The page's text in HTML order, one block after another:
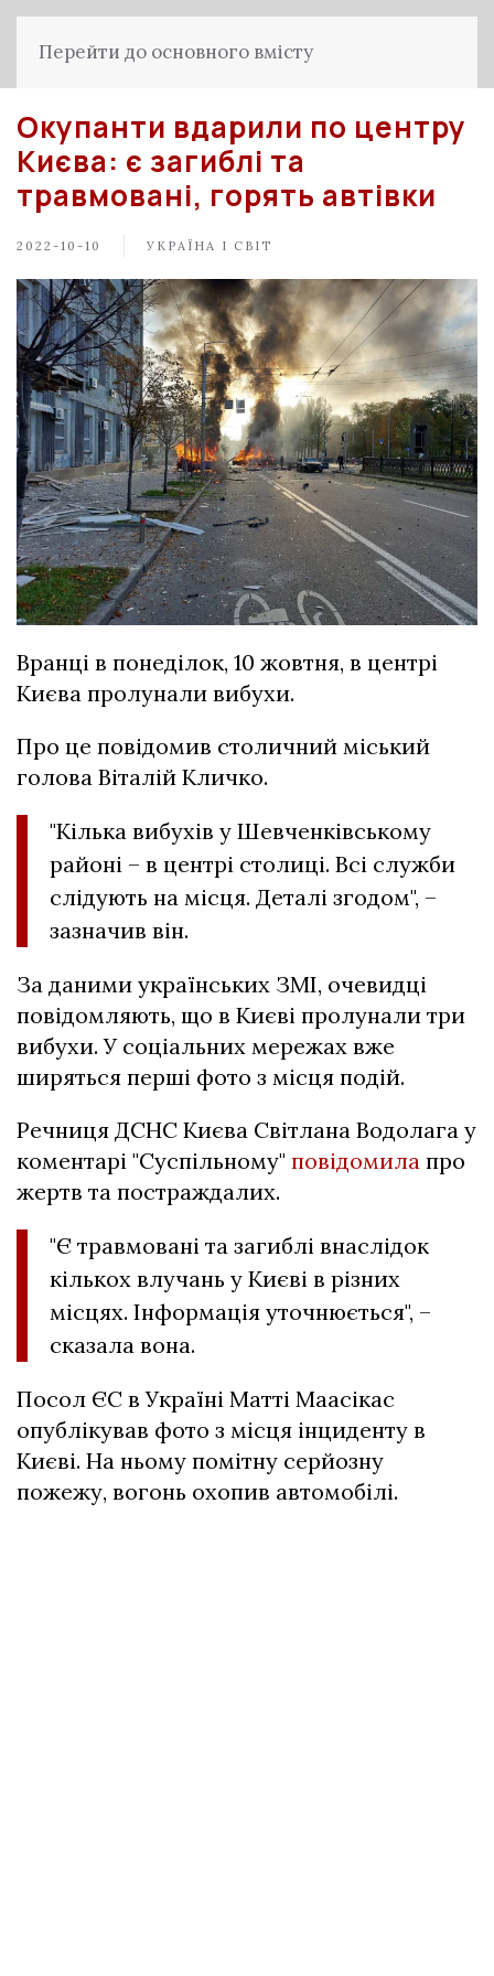
Перейти до основного вмісту
Окупанти вдарили по центру
Києва: є загиблі та
травмовані, горять автівки
2022-10-10 УКРАЇНА І СВІТ
Вранці в понеділок, 10 жовтня, в центрі
Києва пролунали вибухи.
Про це повідомив столичний міський
голова Віталій Кличко.
"Кілька вибухів у Шевченківському
районі – в центрі столиці. Всі служби
слідують на місця. Деталі згодом", –
зазначив він.
За даними українських ЗМІ, очевидці
повідомляють, що в Києві пролунали три
вибухи. У соціальних мережах вже
ширяться перші фото з місця подій.
Речниця ДСНС Києва Світлана Водолага у
коментарі "Суспільному" повідомила про
жертв та постраждалих.
"Є травмовані та загиблі внаслідок
кількох влучань у Києві в різних
місцях. Інформація уточнюється", –
сказала вона.
Посол ЄС в Україні Матті Маасікас
опублікував фото з місця інциденту в
Києві. На ньому помітну серйозну
пожежу, вогонь охопив автомобілі.